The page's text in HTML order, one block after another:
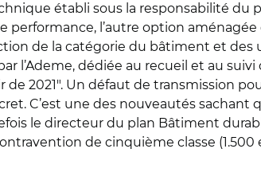
établi sous la responsabilité du
performance, l’autre option
de la catégorie du bâtiment et des
l’Ademe, dédiée au recueil et au suivi
2021". Un défaut de transmission
C’est une des nouveautés sachant
le directeur du plan Bâtiment
de cinquième classe (1.500